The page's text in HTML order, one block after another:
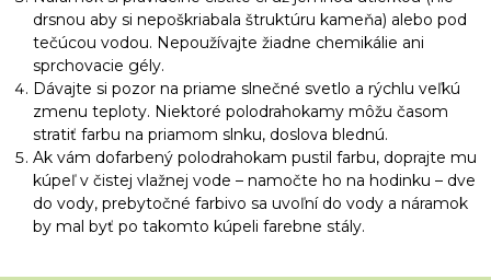
drsnou aby si nepoškriabala štruktúru kameňa) alebo pod
tečúcou vodou. Nepoužívajte žiadne chemikálie ani
sprchovacie gély.
Dávajte si pozor na priame slnečné svetlo a rýchlu veľkú
zmenu teploty. Niektoré polodrahokamy môžu časom
stratiť farbu na priamom slnku, doslova blednú.
Ak vám dofarbený polodrahokam pustil farbu, doprajte mu
kúpeľ v čistej vlažnej vode – namočte ho na hodinku – dve
do vody, prebytočné farbivo sa uvoľní do vody a náramok
by mal byť po takomto kúpeli farebne stály.